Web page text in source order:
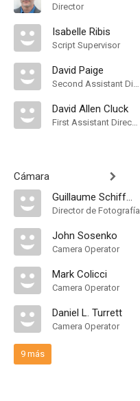
Director
Isabelle Ribis
Script Supervisor
David Paige
Second Assistant Director
David Allen Cluck
First Assistant Director
Cámara
Guillaume Schiffman
Director de Fotografía
John Sosenko
Camera Operator
Mark Colicci
Camera Operator
Daniel L. Turrett
Camera Operator
9 más